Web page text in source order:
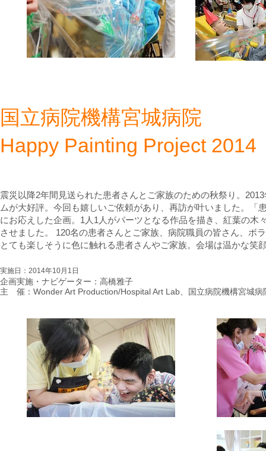
国立病院機構宮城病院
​Happy Painting Project 2014​
震災以降2年間見送られた患者さんとご家族のための秋祭り。
ムが大好評。今回も嬉しいご依頼があり、再訪が叶いました。「
にお応えした企画。 1人1人がパーツとなる作品を描き、紅葉の木
させました。 120名の患者さんとご家族、病院職員の皆さん、ボ
とても楽しそうに色に触れる患者さんやご家族。会場は温かな笑
実施日：2014年10月1日
企画実施・ナビゲーター：高橋雅子
主 催：Wonder Art Production/Hospital Art Lab、国立病院機構宮城病